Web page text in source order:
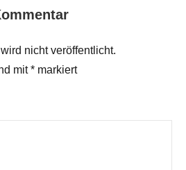
nicht veröffentlicht.
mit* markiert